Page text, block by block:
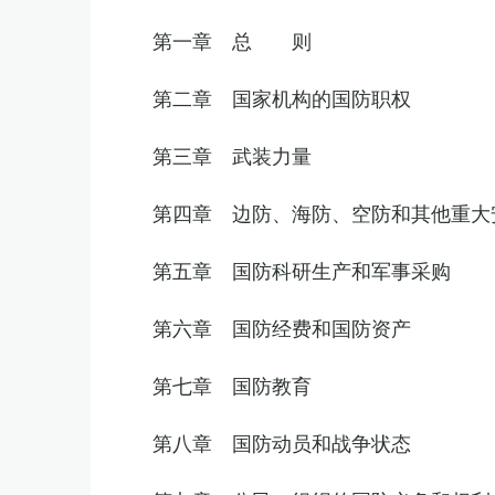
第一章 总 则
第二章 国家机构的国防职权
第三章 武装力量
第四章 边防、海防、空防和其他重大
第五章 国防科研生产和军事采购
第六章 国防经费和国防资产
第七章 国防教育
第八章 国防动员和战争状态